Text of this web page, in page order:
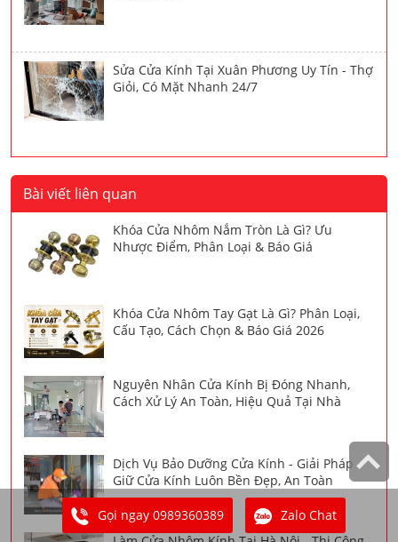
Sửa Cửa Kính Tại Xuân Phương Uy Tín - Thợ
Giỏi, Có Mặt Nhanh 24/7
Bài viết liên quan
Khóa Cửa Nhôm Nắm Tròn Là Gì? Ưu
Nhược Điểm, Phân Loại & Báo Giá
Khóa Cửa Nhôm Tay Gạt Là Gì? Phân Loại,
Cấu Tạo, Cách Chọn & Báo Giá 2026
Nguyên Nhân Cửa Kính Bị Đóng Nhanh,
Cách Xử Lý An Toàn, Hiệu Quả Tại Nhà
Dịch Vụ Bảo Dưỡng Cửa Kính - Giải Pháp
Giữ Cửa Kính Luôn Bền Đẹp, An Toàn
Gọi ngay 0989360389 Zalo Chat